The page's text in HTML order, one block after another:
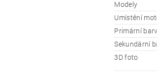
Modely
Umístění
Primární
Sekundární
3D foto